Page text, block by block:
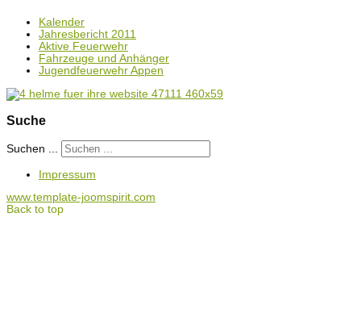
Kalender
Jahresbericht 2011
Aktive Feuerwehr
Fahrzeuge und Anhänger
Jugendfeuerwehr Appen
Suche
Suchen ...
Impressum
www.template-joomspirit.com
Back to top